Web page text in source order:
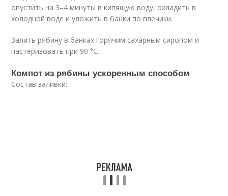
опустить на 3–4 минуты в кипящую воду, охладить в
холодной воде и уложить в банки по плечики.
Залить рябину в банках горячим сахарным сиропом и
пастеризовать при 90 °C.
Компот из рябины ускоренным способом
Состав заливки: